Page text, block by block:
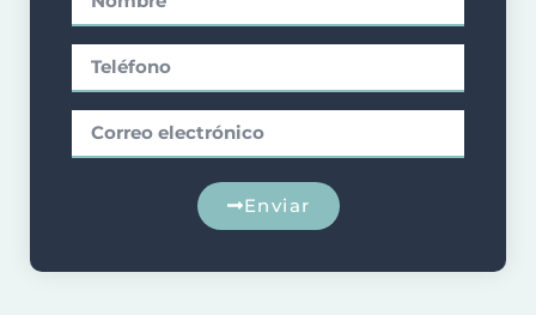
Enviar